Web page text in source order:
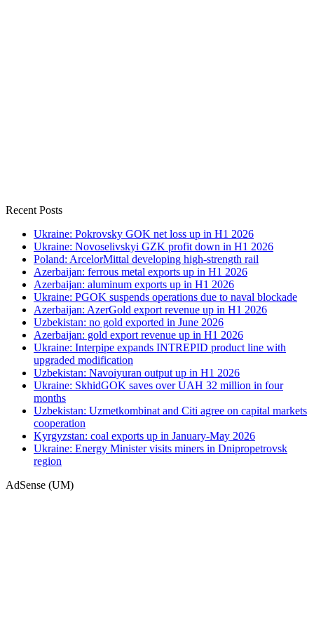
Recent Posts
Ukraine: Pokrovsky GOK net loss up in H1 2026
Ukraine: Novoselivskyi GZK profit down in H1 2026
Poland: ArcelorMittal developing high-strength rail
Azerbaijan: ferrous metal exports up in H1 2026
Azerbaijan: aluminum exports up in H1 2026
Ukraine: PGOK suspends operations due to naval blockade
Azerbaijan: AzerGold export revenue up in H1 2026
Uzbekistan: no gold exported in June 2026
Azerbaijan: gold export revenue up in H1 2026
Ukraine: Interpipe expands INTREPID product line with
upgraded modification
Uzbekistan: Navoiyuran output up in H1 2026
Ukraine: SkhidGOK saves over UAH 32 million in four
months
Uzbekistan: Uzmetkombinat and Citi agree on capital markets
cooperation
Kyrgyzstan: coal exports up in January-May 2026
Ukraine: Energy Minister visits miners in Dnipropetrovsk
region
AdSense (UM)